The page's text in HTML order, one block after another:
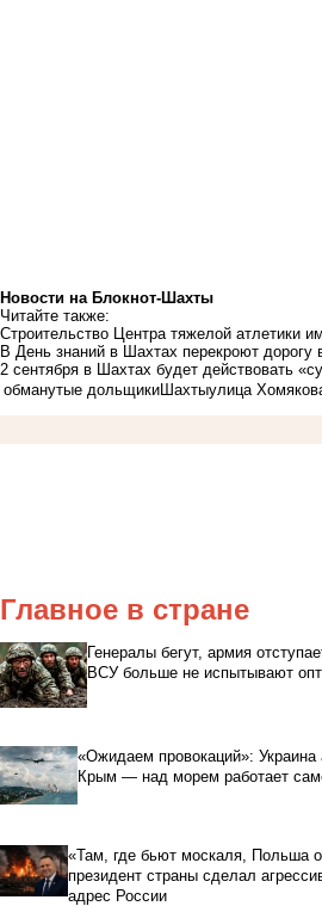
Новости на Блoкнoт-Шахты
Читайте также:
Строительство Центра тяжелой атлетики
В День знаний в Шахтах перекроют дорогу
2 сентября в Шахтах будет действовать
обманутые дольщикиШахтыулица
Главное в стране
Генералы бегут, армия
ВСУ больше не испытывают
«Ожидаем провокаций»: Украина
Крым — над морем работает
«Там, где бьют москаля, Польша
президент страны сделал
адрес России